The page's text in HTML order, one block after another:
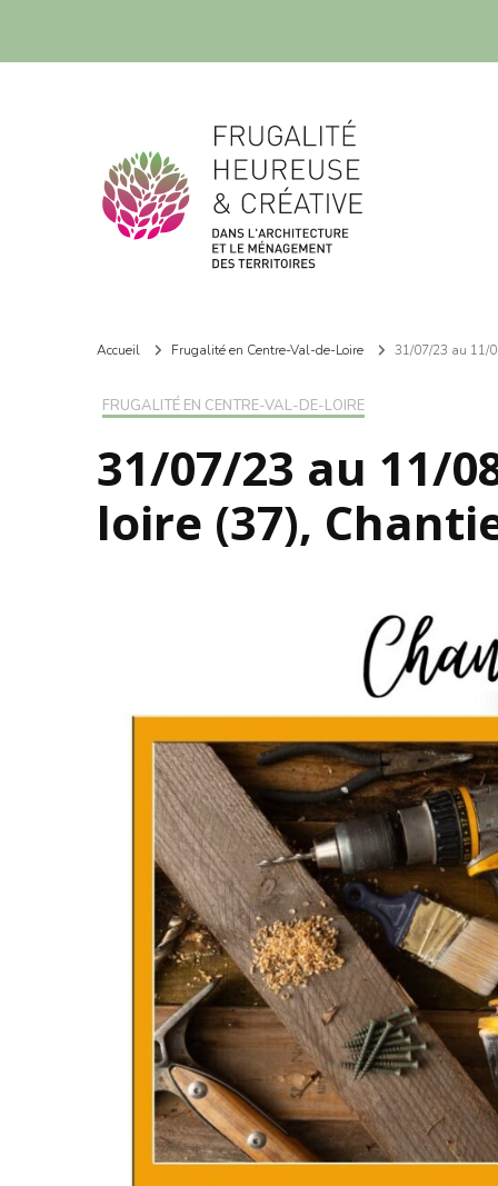
Frugalité dans l'architecture et le ménagement des territoires
Accueil Frugalité en Centre-Val-de-Loire 31/07/23 au 11/
FRUGALITÉ EN CENTRE-VAL-DE-LOIRE
31/07/23 au 11/
loire (37),